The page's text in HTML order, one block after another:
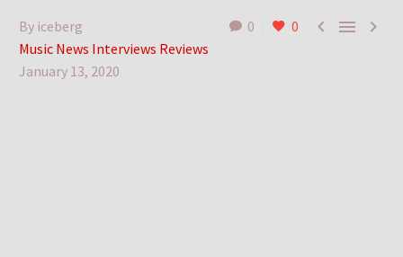
0 0   
By iceberg
Music News Interviews Reviews
January 13, 2020